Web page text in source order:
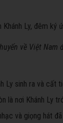
về Việt Nam
Ly sinh ra và cất
là nơi Khánh Ly
và giọng hát